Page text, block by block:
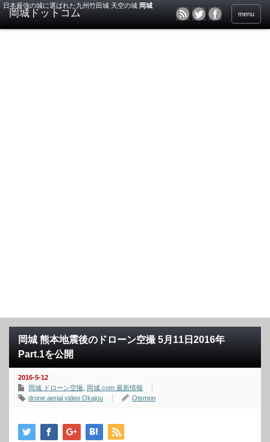
日本最強の城に選ばれた九州竹田城 天空の城 岡城
menu
岡城 熊本地震後のドローン空撮 5月11日2016年
Part.1を公開
2016-5-12
岡城 ドローン空撮
岡城.com 最新情報
drone aerial video Okajou
Otemon